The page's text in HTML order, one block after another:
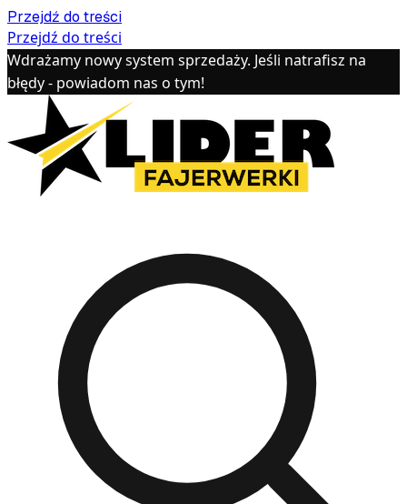
Przejdź do treści
Przejdź do treści
Wdrażamy nowy system sprzedaży. Jeśli natrafisz na
błędy - powiadom nas o tym!